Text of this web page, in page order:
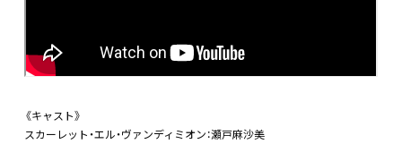
《キャスト》
スカーレット・エル・ヴァンディミオン：瀬戸麻沙美